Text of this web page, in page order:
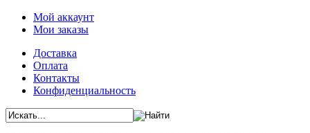
Мой аккаунт
Мои заказы
Доставка
Оплата
Контакты
Конфиденциальность